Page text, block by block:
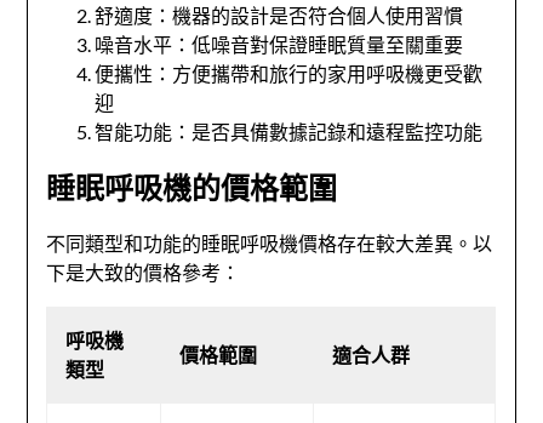
舒適度：機器的設計是否符合個人使用習慣
噪音水平：低噪音對保證睡眠質量至關重要
便攜性：方便攜帶和旅行的家用呼吸機更受歡
迎
智能功能：是否具備數據記錄和遠程監控功能
睡眠呼吸機的價格範圍
不同類型和功能的睡眠呼吸機價格存在較大差異。以
下是大致的價格參考：
呼吸機
類型
價格範圍 適合人群